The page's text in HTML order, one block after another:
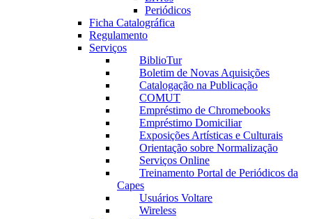
Periódicos
Ficha Catalográfica
Regulamento
Serviços
BiblioTur
Boletim de Novas Aquisições
Catalogação na Publicação
COMUT
Empréstimo de Chromebooks
Empréstimo Domiciliar
Exposições Artísticas e Culturais
Orientação sobre Normalização
Serviços Online
Treinamento Portal de Periódicos da
Capes
Usuários Voltare
Wireless